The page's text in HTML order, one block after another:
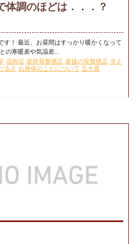
体調のほどは．．．？
す！ 最近、お昼間はすっかり暖かくなって
の寒暖差や気温差...
花粉症 産前骨盤矯正 産後の骨盤矯正 冷え
るさ お身体のことについて 五十肩